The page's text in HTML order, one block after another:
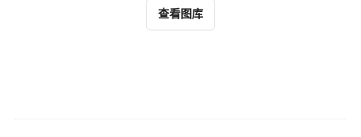
查看图库